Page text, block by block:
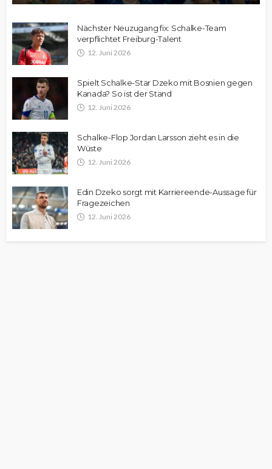
Nächster Neuzugang fix: Schalke-Team
verpflichtet Freiburg-Talent
12. Juni 2026
Spielt Schalke-Star Dzeko mit Bosnien gegen
Kanada? So ist der Stand
12. Juni 2026
Schalke-Flop Jordan Larsson zieht es in die
Wüste
12. Juni 2026
Edin Dzeko sorgt mit Karriereende-Aussage für
Fragezeichen
12. Juni 2026